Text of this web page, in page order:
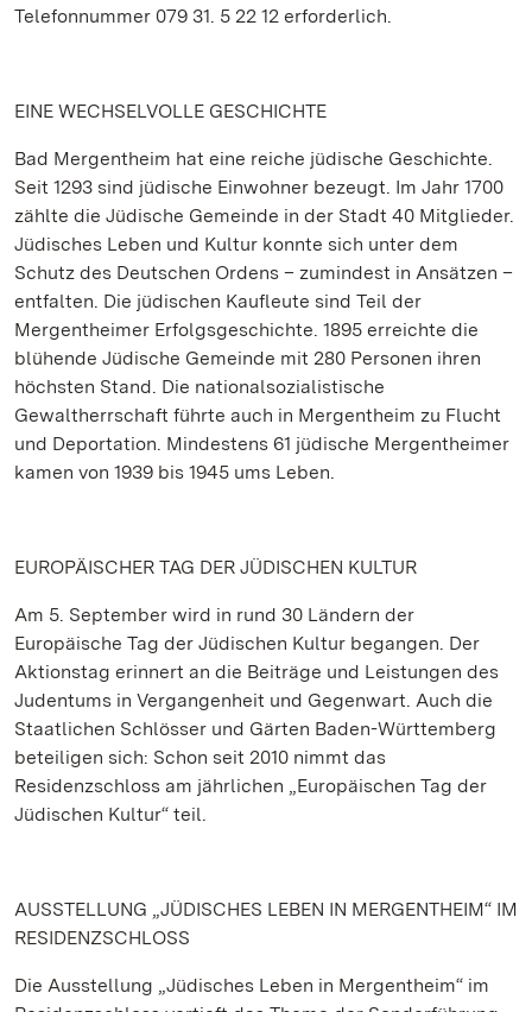
Telefonnummer 079 31. 5 22 12 erforderlich.
EINE WECHSELVOLLE GESCHICHTE
Bad Mergentheim hat eine reiche jüdische Geschichte.
Seit 1293 sind jüdische Einwohner bezeugt. Im Jahr 1700
zählte die Jüdische Gemeinde in der Stadt 40 Mitglieder.
Jüdisches Leben und Kultur konnte sich unter dem
Schutz des Deutschen Ordens – zumindest in Ansätzen –
entfalten. Die jüdischen Kaufleute sind Teil der
Mergentheimer Erfolgsgeschichte. 1895 erreichte die
blühende Jüdische Gemeinde mit 280 Personen ihren
höchsten Stand. Die nationalsozialistische
Gewaltherrschaft führte auch in Mergentheim zu Flucht
und Deportation. Mindestens 61 jüdische Mergentheimer
kamen von 1939 bis 1945 ums Leben.
EUROPÄISCHER TAG DER JÜDISCHEN KULTUR
Am 5. September wird in rund 30 Ländern der
Europäische Tag der Jüdischen Kultur begangen. Der
Aktionstag erinnert an die Beiträge und Leistungen des
Judentums in Vergangenheit und Gegenwart. Auch die
Staatlichen Schlösser und Gärten Baden-Württemberg
beteiligen sich: Schon seit 2010 nimmt das
Residenzschloss am jährlichen „Europäischen Tag der
Jüdischen Kultur“ teil.
AUSSTELLUNG „JÜDISCHES LEBEN IN MERGENTHEIM“ IM
RESIDENZSCHLOSS
Die Ausstellung „Jüdisches Leben in Mergentheim“ im